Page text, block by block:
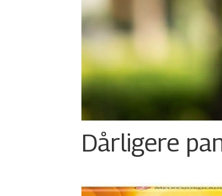
Dårligere